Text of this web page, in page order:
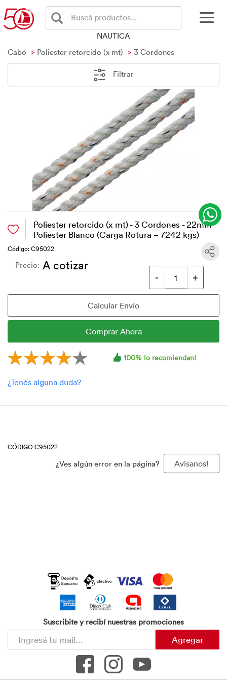
Buscá productos...
NAUTICA
Cabo
Poliester retorcido (x mt) 3 Cordones
Filtrar
Poliester retorcido (x mt) - 3 Cordones - 22mm
Poliester Blanco (Carga Rotura = 7242 kgs)
Código: C95022
Precio: A cotizar
100% lo recomiendan!
CÓDIGO C95022
¿Ves algún error en la página? Avisanos!
Suscribite y recibí nuestras promociones
Agregar